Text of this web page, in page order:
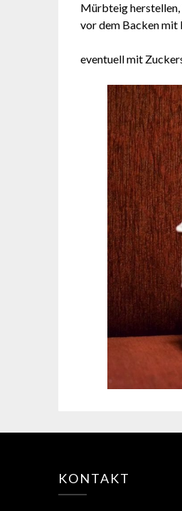
Mürbteig herstellen,
vor dem Backen mit
eventuell mit
KONTAKT